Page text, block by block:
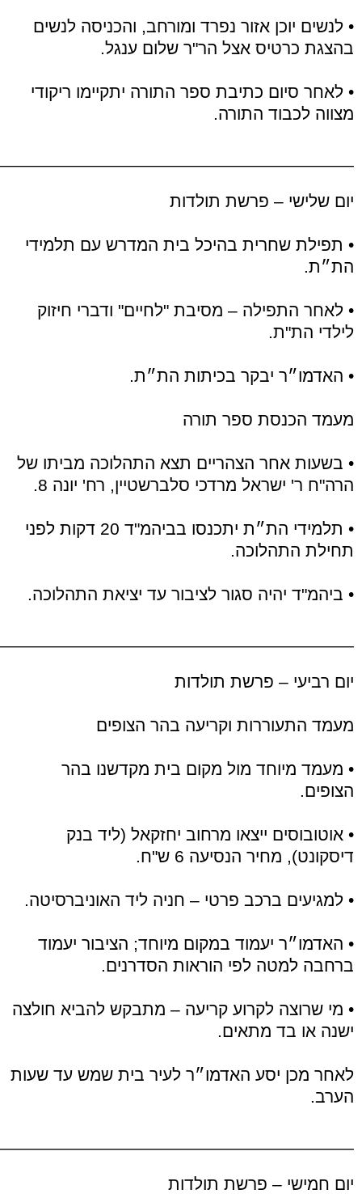
• לנשים יוכן אזור נפרד ומורחב, והכניסה לנשים
בהצגת כרטיס אצל הר"ר שלום ענגל.
• לאחר סיום כתיבת ספר התורה יתקיימו ריקודי
מצווה לכבוד התורה.
יום שלישי – פרשת תולדות
• תפילת שחרית בהיכל בית המדרש עם תלמידי
הת״ת.
• לאחר התפילה – מסיבת "לחיים" ודברי חיזוק
לילדי הת"ת.
• האדמו״ר יבקר בכיתות הת״ת.
מעמד הכנסת ספר תורה
• בשעות אחר הצהריים תצא התהלוכה מביתו של
הרה"ח ר' ישראל מרדכי סלברשטיין, רח' יונה 8.
• תלמידי הת״ת יתכנסו בביהמ"ד 20 דקות לפני
תחילת התהלוכה.
• ביהמ"ד יהיה סגור לציבור עד יציאת התהלוכה.
יום רביעי – פרשת תולדות
מעמד התעוררות וקריעה בהר הצופים
• מעמד מיוחד מול מקום בית מקדשנו בהר
הצופים.
• אוטובוסים ייצאו מרחוב יחזקאל (ליד בנק
דיסקונט), מחיר הנסיעה 6 ש"ח.
• למגיעים ברכב פרטי – חניה ליד האוניברסיטה.
• האדמו״ר יעמוד במקום מיוחד; הציבור יעמוד
ברחבה למטה לפי הוראות הסדרנים.
• מי שרוצה לקרוע קריעה – מתבקש להביא חולצה
ישנה או בד מתאים.
לאחר מכן יסע האדמו״ר לעיר בית שמש עד שעות
הערב.
יום חמישי – פרשת תולדות